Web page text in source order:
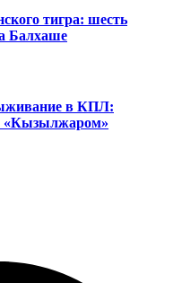
тигра: шесть
Балхаше
в КПЛ:
«Кызылжаром»